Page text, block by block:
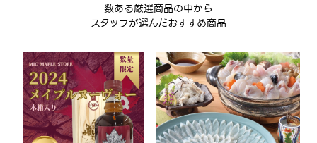
数ある厳選商品の中から
スタッフが選んだおすすめ商品